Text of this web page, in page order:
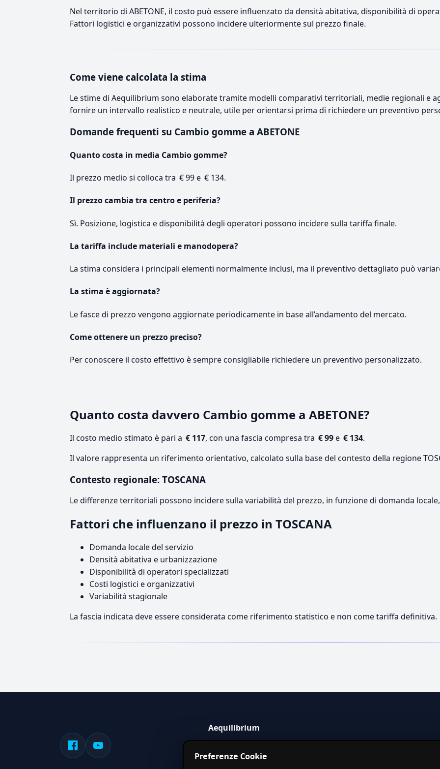
Nel territorio di ABETONE, il costo può essere influenzato da densità abitativa, disponibilità di
Fattori logistici e organizzativi possono incidere ulteriormente sul prezzo finale.
Come viene calcolata la stima
Le stime di Aequilibrium sono elaborate tramite modelli comparativi territoriali, medie regionali e
fornire un intervallo realistico e neutrale, utile per orientarsi prima di richiedere un preventivo
Domande frequenti su Cambio gomme a ABETONE
Quanto costa in media Cambio gomme?
Il prezzo medio si colloca tra € 99 e € 134.
Il prezzo cambia tra centro e periferia?
Sì. Posizione, logistica e disponibilità degli operatori possono incidere sulla tariffa finale.
La tariffa include materiali e manodopera?
La stima considera i principali elementi normalmente inclusi, ma il preventivo dettagliato può
La stima è aggiornata?
Le fasce di prezzo vengono aggiornate periodicamente in base all’andamento del mercato.
Come ottenere un prezzo preciso?
Per conoscere il costo effettivo è sempre consigliabile richiedere un preventivo personalizzato.
Quanto costa davvero Cambio gomme a ABETONE?
Il costo medio stimato è pari a € 117, con una fascia compresa tra € 99e € 134.
Il valore rappresenta un riferimento orientativo, calcolato sulla base del contesto della regione
Contesto regionale: TOSCANA
Le differenze territoriali possono incidere sulla variabilità del prezzo, in funzione di domanda
Fattori che influenzano il prezzo in TOSCANA
Domanda locale del servizio
Densità abitativa e urbanizzazione
Disponibilità di operatori specializzati
Costi logistici e organizzativi
Variabilità stagionale
La fascia indicata deve essere considerata come riferimento statistico e non come tariffa definitiva.
Aequilibrium
servizi in Italia.
Preferenze Cookie